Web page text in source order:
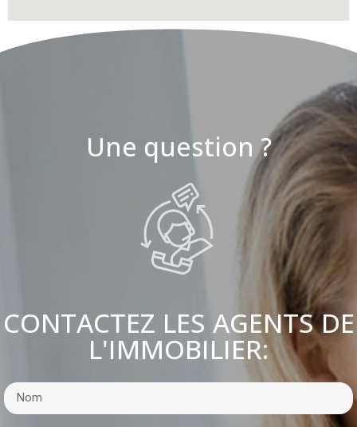
Une question ?
CONTACTEZ LES AGENTS DE
L'IMMOBILIER: